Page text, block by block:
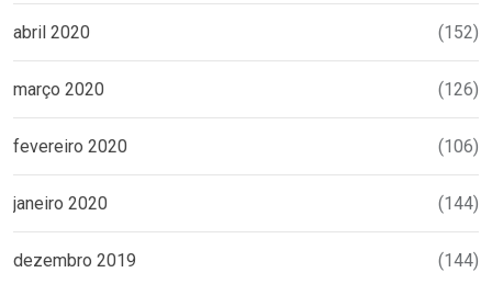
abril 2020 (152)
março 2020 (126)
fevereiro 2020 (106)
janeiro 2020 (144)
dezembro 2019 (144)